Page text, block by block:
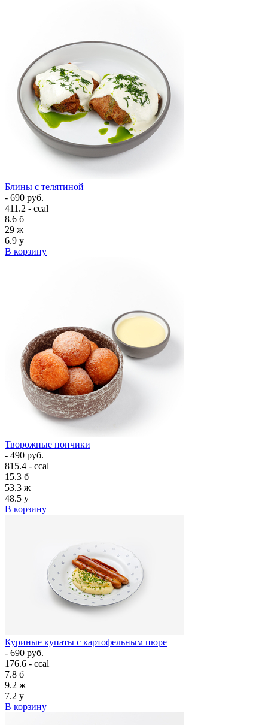
Блины с телятиной
- 690 руб.
411.2 - ccal
8.6 б
29 ж
6.9 у
В корзину
Творожные пончики
- 490 руб.
815.4 - ccal
15.3 б
53.3 ж
48.5 у
В корзину
Куриные купаты с картофельным пюре
- 690 руб.
176.6 - ccal
7.8 б
9.2 ж
7.2 у
В корзину